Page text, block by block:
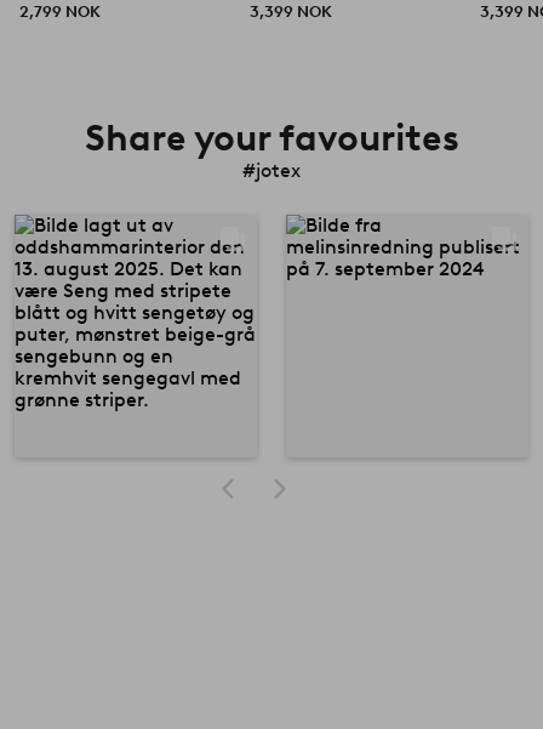
2,799 NOK
3,399 NOK
3,399
Share your favourites
#jotex